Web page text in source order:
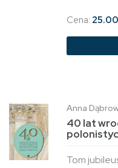
Cena:
Anna
40 lat
Tom